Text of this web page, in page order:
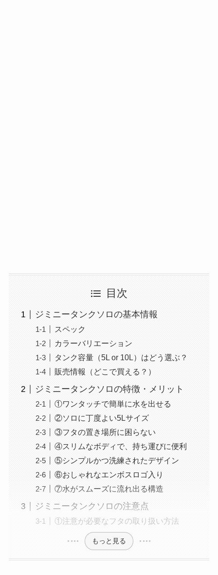
目次
ジミニータンクソロの基本情報
スペック
カラーバリエーション
タンク容量（5L or 10L）はどう選ぶ？
販売情報（どこで買える？）
ジミニータンクソロの特徴・メリット
①ワンタッチで簡単に水を出せる
②ソロに丁度よい5Lサイズ
③フタの置き場所に困らない
④スリムなボディで、持ち運びに便利
⑤シンプルかつ洗練されたデザイン
⑥おしゃれなエンボスロゴ入り
⑦水がスムーズに流れ出る構造
ジミニータンクソロの注意点
①注意が必要なフタの取り扱い方法
もっと見る